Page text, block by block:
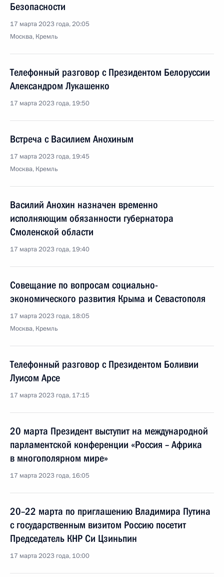
Безопасности
17 марта 2023 года, 20:05
Москва, Кремль
Телефонный разговор с Президентом Белоруссии
Александром Лукашенко
17 марта 2023 года, 19:50
Встреча с Василием Анохиным
17 марта 2023 года, 19:45
Москва, Кремль
Василий Анохин назначен временно
исполняющим обязанности губернатора
Смоленской области
17 марта 2023 года, 19:40
Совещание по вопросам социально-
экономического развития Крыма и Севастополя
17 марта 2023 года, 18:05
Москва, Кремль
Телефонный разговор с Президентом Боливии
Луисом Арсе
17 марта 2023 года, 17:15
20 марта Президент выступит на международной
парламентской конференции «Россия – Африка
в многополярном мире»
17 марта 2023 года, 16:05
20–22 марта по приглашению Владимира Путина
с государственным визитом Россию посетит
Председатель КНР Си Цзиньпин
17 марта 2023 года, 10:00